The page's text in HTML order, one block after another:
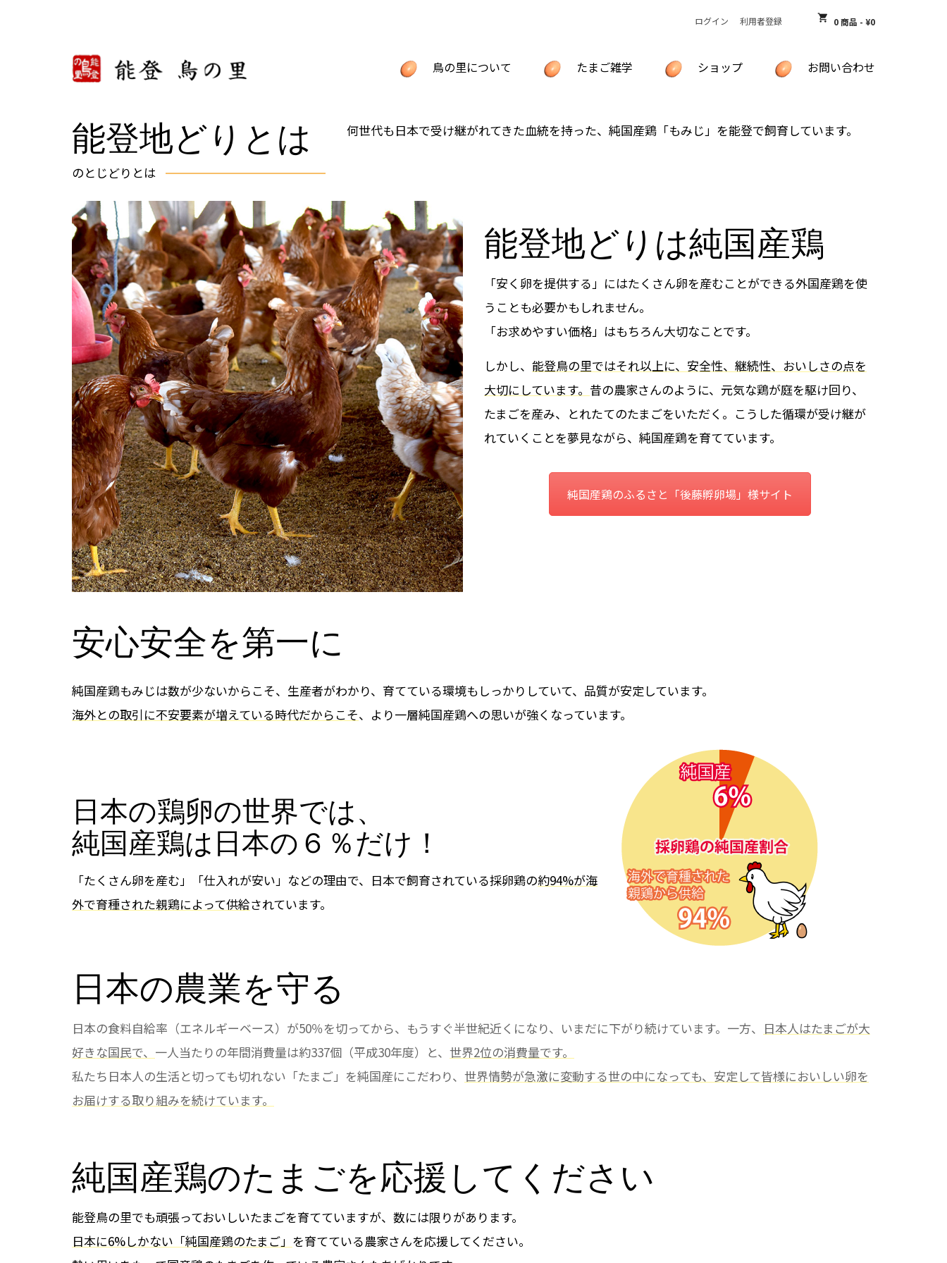
shopping_cart 0 商品 - ¥0
shopping_basket
ログイン 利用者登録
鳥の里について
進化し続ける配合飼料
能登地どり応援団
生みたてをその日に出荷
会社概要
たまご雑学 ショップ お問い合わせ
能登地どりとは
のとじどりとは
何世代も日本で受け継がれてきた血統を持った、純国産鶏「もみじ」を能登で飼育しています。
能登地どりは純国産鶏
「安く卵を提供する」にはたくさん卵を産むことができる外国産鶏を使
うことも必要かもしれません。
「お求めやすい価格」はもちろん大切なことです。
しかし、 能登鳥の里ではそれ以上に、安全性、継続性、おいしさの点を
大切にしています。 昔の農家さんのように、元気な鶏が庭を駆け回り、
たまごを産み、とれたてのたまごをいただく。こうした循環が受け継が
れていくことを夢見ながら、純国産鶏を育てています。
純国産鶏のふるさと「後藤孵卵場」様サイト
安心安全を第一に
純国産鶏もみじは数が少ないからこそ、生産者がわかり、育てている環境もしっかりしていて、品質が安定しています。
海外との取引に不安要素が増えている時代だからこそ、より一層純国産鶏への思いが強くなっています。
日本の鶏卵の世界では、
純国産鶏は日本の６％だけ！
「たくさん卵を産む」「仕入れが安い」などの理由で、日本で飼育されている採卵鶏の約94%が海
外で育種された親鶏によって供給されています。
日本の農業を守る
日本の食料自給率（エネルギーベース）が50％を切ってから、もうすぐ半世紀近くになり、いまだに下がり続けています。一方、 日本人はたまごが大
好きな国民で、 一人当たりの年間消費量は約337個（平成30年度）と、 世界2位の消費量です。
私たち日本人の生活と切っても切れない「たまご」を純国産にこだわり、 世界情勢が急激に変動する世の中になっても、安定して皆様においしい卵を
お届けする取り組みを続けています。
純国産鶏のたまごを応援してください
能登鳥の里でも頑張っておいしいたまごを育てていますが、数には限りがあります。
日本に6%しかない「純国産鶏のたまご」 を育てている農家さんを応援してください。